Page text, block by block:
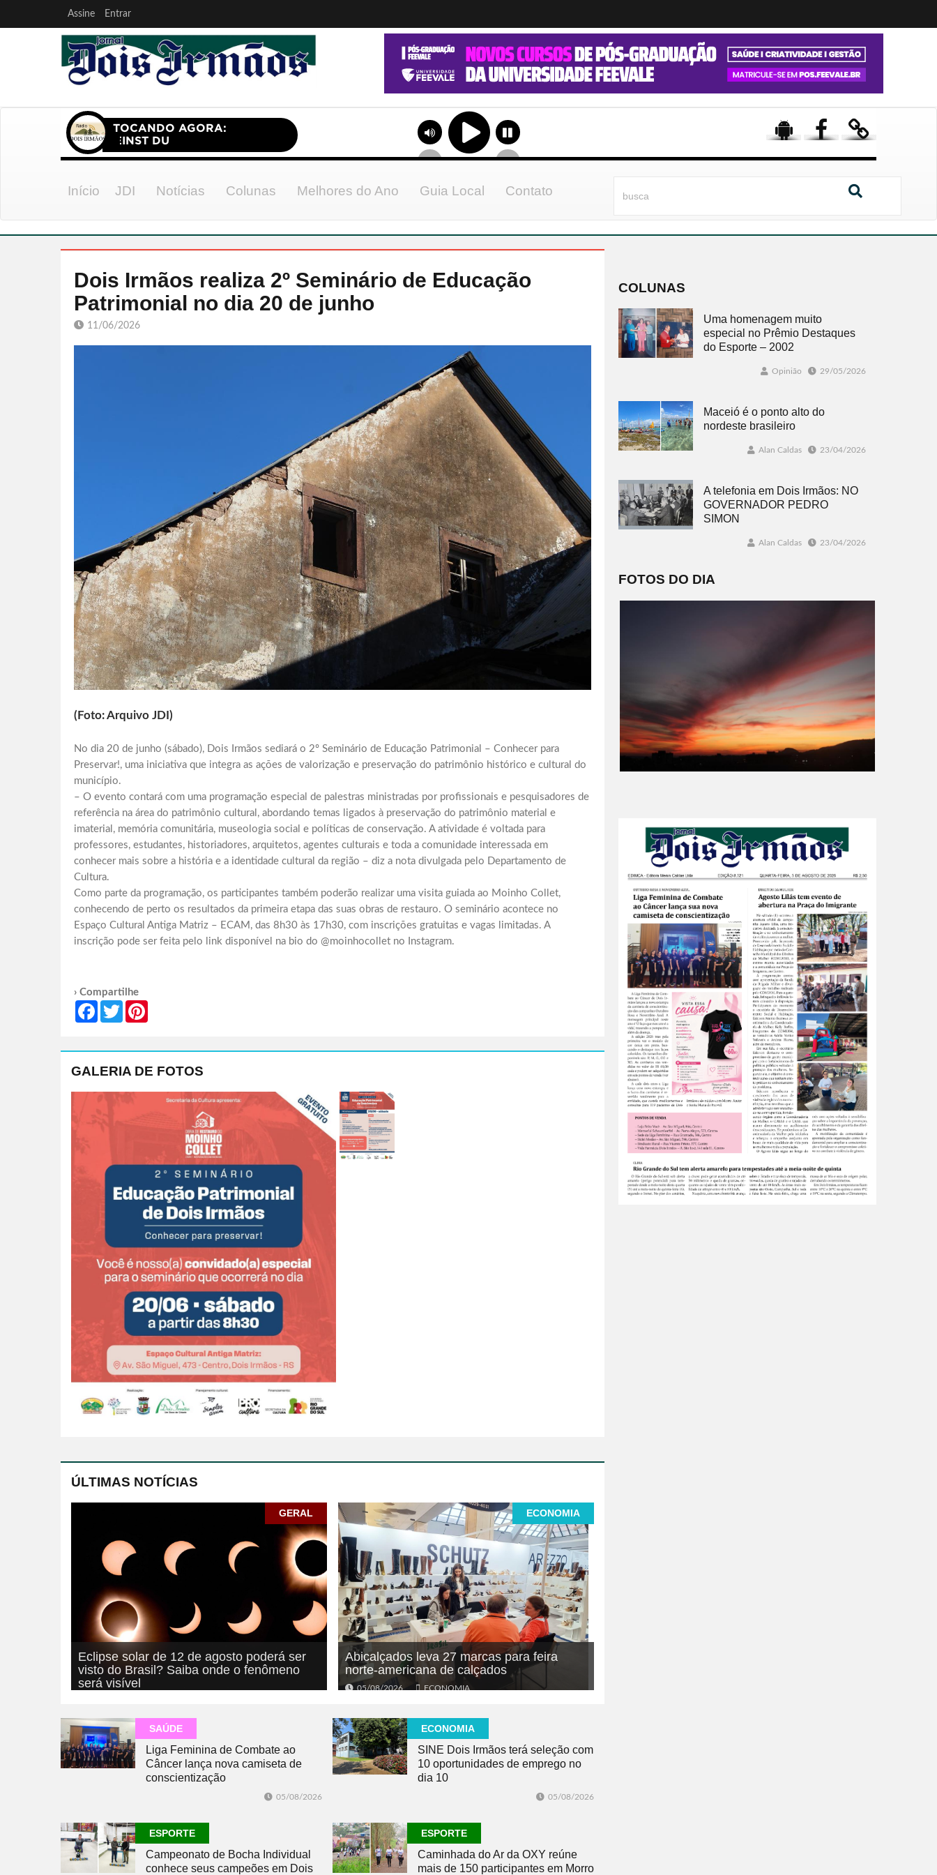
Assine Entrar
Início JDI Notícias Colunas Melhores do Ano Guia Local Contato
Dois Irmãos realiza 2º Seminário de Educação
Patrimonial no dia 20 de junho
11/06/2026
(Foto: Arquivo JDI)
No dia 20 de junho (sábado), Dois Irmãos sediará o 2º Seminário de Educação Patrimonial – Conhecer para
Preservar!, uma iniciativa que integra as ações de valorização e preservação do patrimônio histórico e cultural do
município.
– O evento contará com uma programação especial de palestras ministradas por profissionais e pesquisadores de
referência na área do patrimônio cultural, abordando temas ligados à preservação do patrimônio material e
imaterial, memória comunitária, museologia social e políticas de conservação. A atividade é voltada para
professores, estudantes, historiadores, arquitetos, agentes culturais e toda a comunidade interessada em
conhecer mais sobre a história e a identidade cultural da região – diz a nota divulgada pelo Departamento de
Cultura.
Como parte da programação, os participantes também poderão realizar uma visita guiada ao Moinho Collet,
conhecendo de perto os resultados da primeira etapa das suas obras de restauro. O seminário acontece no
Espaço Cultural Antiga Matriz – ECAM, das 8h30 às 17h30, com inscrições gratuitas e vagas limitadas. A
inscrição pode ser feita pelo link disponível na bio do @moinhocollet no Instagram.
› Compartilhe
FacebookTwitter
GALERIA DE FOTOS
ÚLTIMAS NOTÍCIAS
GERAL
Eclipse solar de 12 de agosto poderá ser
visto do Brasil? Saiba onde o fenômeno
será visível
ECONOMIA
Abicalçados leva 27 marcas para feira
norte-americana de calçados
05/08/2026 ECONOMIA
SAÚDE
Liga Feminina de Combate ao
Câncer lança nova camiseta de
conscientização
05/08/2026
ECONOMIA
SINE Dois Irmãos terá seleção com
10 oportunidades de emprego no
dia 10
05/08/2026
ESPORTE
Campeonato de Bocha Individual
conhece seus campeões em Dois
ESPORTE
Caminhada do Ar da OXY reúne
mais de 150 participantes em Morro
COLUNAS
Uma homenagem muito
especial no Prêmio Destaques
do Esporte – 2002
Opinião 29/05/2026
Maceió é o ponto alto do
nordeste brasileiro
Alan Caldas 23/04/2026
A telefonia em Dois Irmãos: NO
GOVERNADOR PEDRO
SIMON
Alan Caldas 23/04/2026
FOTOS DO DIA